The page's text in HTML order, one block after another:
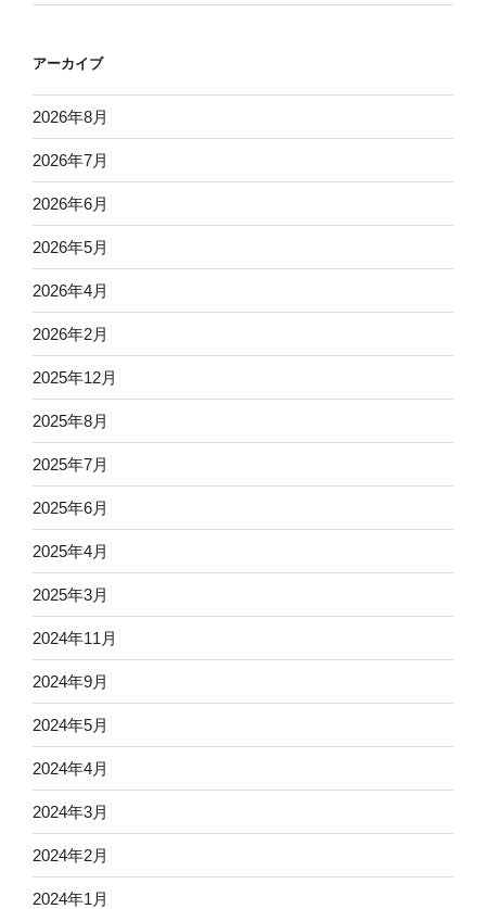
アーカイブ
2026年8月
2026年7月
2026年6月
2026年5月
2026年4月
2026年2月
2025年12月
2025年8月
2025年7月
2025年6月
2025年4月
2025年3月
2024年11月
2024年9月
2024年5月
2024年4月
2024年3月
2024年2月
2024年1月